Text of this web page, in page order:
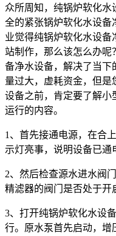
众所周知，纯锅炉软化水
全的紧张锅炉软化水设备
业觉得纯锅炉软化水设备
站制作，那么该怎么办
备净水设备，解决了当下
量过大，虚耗资金，但是
设备之前，肯定要了解小
运行的内容。
1、首先接通电源，在合
示灯亮事，说明设备已通
2、然后检查源水进水阀
精滤器的阀门是否处于开
3、打开纯锅炉软化水设
行。原水泵首先启动，增